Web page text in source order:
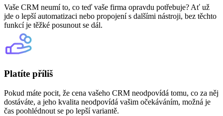
Vaše CRM neumí to, co teď vaše firma opravdu potřebuje? Ať už
jde o lepší automatizaci nebo propojení s dalšími nástroji, bez těchto
funkcí je těžké posunout se dál.
Platíte příliš
Pokud máte pocit, že cena vašeho CRM neodpovídá tomu, co za něj
dostáváte, a jeho kvalita neodpovídá vašim očekáváním, možná je
čas poohlédnout se po lepší variantě.